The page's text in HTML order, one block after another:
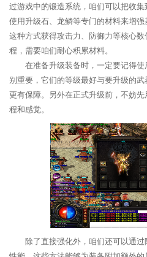
过游戏中的锻造系统，咱们可以把收
使用升级石、龙鳞等专门的材料来增
这种方式获得攻击力、防御力等核心数
程，需要咱们耐心积累材料。
在准备升级装备时，一定要记得
别重要，它们的等级最好与要升级的
更有保障。另外在正式升级前，不妨
程和感觉。
除了直接强化外，咱们还可以通